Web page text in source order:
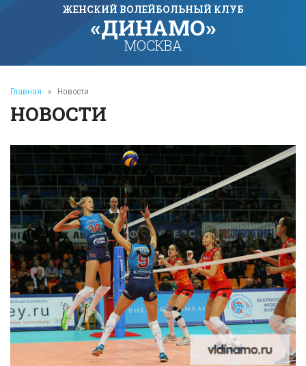
ЖЕНСКИЙ ВОЛЕЙБОЛЬНЫЙ КЛУБ
«ДИНАМО»
МОСКВА
Главная » Новости
НОВОСТИ